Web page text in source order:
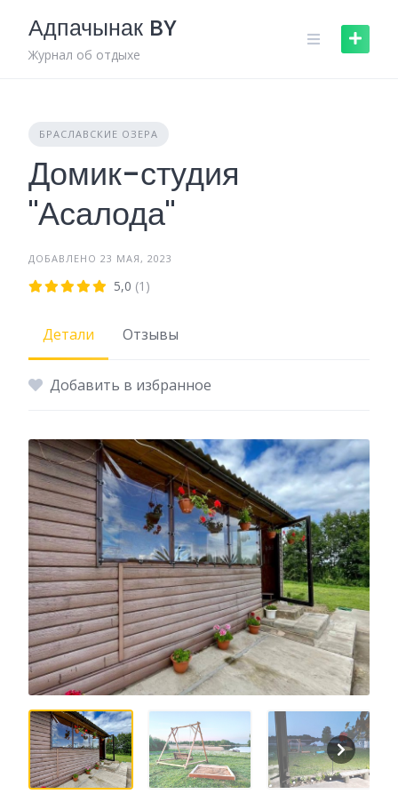
content
Адпачынак BY
Журнал об отдыхе
БРАСЛАВСКИЕ ОЗЕРА
Домик-студия
"Асалода"
ДОБАВЛЕНО 23 МАЯ, 2023
5,0 (1)
Детали Отзывы
Добавить в избранное